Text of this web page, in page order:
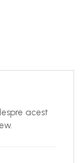
acest